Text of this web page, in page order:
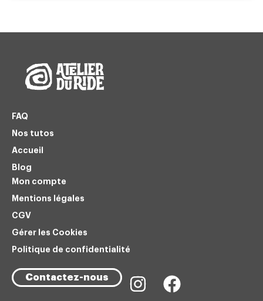
Mon compte
Mentions légales
CGV
Gérer les Cookies
Politique de confidentialité
FAQ
Nos tutos
Accueil
Blog
Contactez-nous